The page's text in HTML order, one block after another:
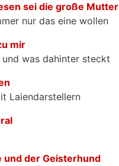
sei die große Mutter
nur das eine wollen
mir
was dahinter steckt
Laiendarstellern
und der Geisterhund